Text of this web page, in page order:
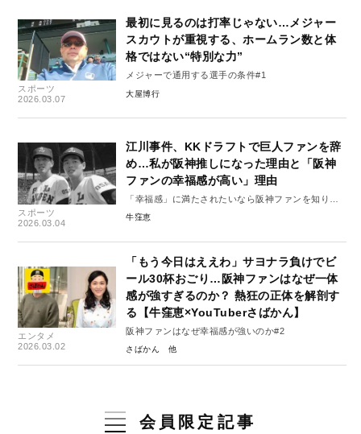
スポーツ
2026.03.07
最初に見るのは打率じゃない…メジャー
スカウトが重視する、ホームラン数と体
格ではない“特別な力”
メジャーで通用する選手の条件#1
大屋博行
スポーツ
2026.03.04
江川事件、KKドラフトで巨人ファンを辞
め…私が阪神推しになった理由と「阪神
ファンの幸福感が高い」理由
「幸福感」に満たされたいなら阪神ファンを知りま
しょう#1
牛窪恵
エンタメ
2026.03.02
「もう今日はええわ」サヨナラ負けでビ
ール30杯おごり…阪神ファンはなぜ一体
感が強すぎるのか？ 熱狂の正体を解剖す
る【牛窪恵×YouTuberさばかん】
阪神ファンはなぜ幸福感が強いのか#2
さばかん
会員限定記事